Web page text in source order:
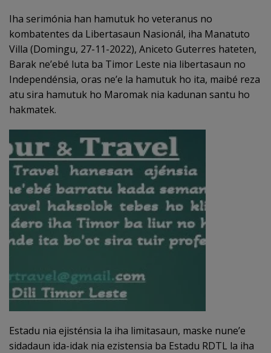
Iha serimónia han hamutuk ho veteranus no
kombatentes da Libertasaun Nasionál, iha Manatuto
Villa (Domingu, 27-11-2022), Aniceto Guterres hateten,
Barak ne’ebé luta ba Timor Leste nia libertasaun no
Independénsia, oras ne’e la hamutuk ho ita, maibé reza
atu sira hamutuk ho Maromak nia kadunan santu ho
hakmatek.
Estadu nia ejisténsia la iha limitasaun, maske nune’e
sidadaun ida-idak nia ezistensia ba Estadu RDTL la iha